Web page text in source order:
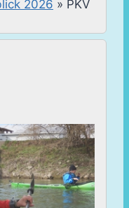
2026 » PKV